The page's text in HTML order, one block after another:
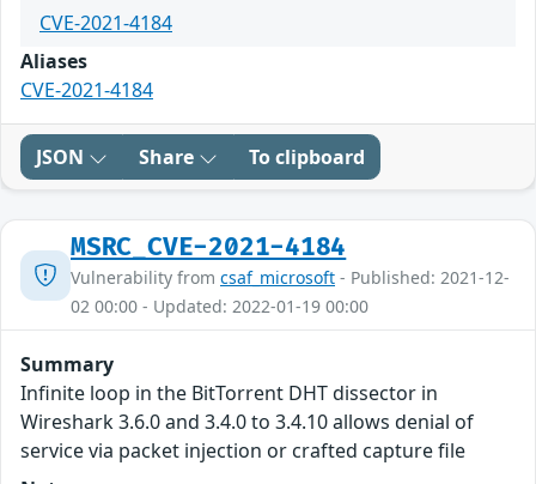
CVE-2021-4184
Aliases
CVE-2021-4184
JSON Share To clipboard
MSRC_CVE-2021-4184
Vulnerability from csaf_microsoft - Published: 2021-12-
02 00:00 - Updated: 2022-01-19 00:00
Summary
Infinite loop in the BitTorrent DHT dissector in
Wireshark 3.6.0 and 3.4.0 to 3.4.10 allows denial of
service via packet injection or crafted capture file